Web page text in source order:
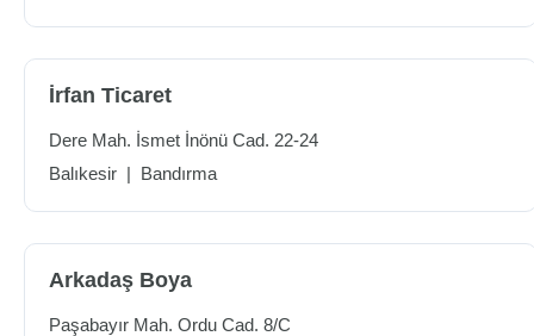
İrfan Ticaret
Dere Mah. İsmet İnönü Cad. 22-24
Balıkesir | Bandırma
Arkadaş Boya
Paşabayır Mah. Ordu Cad. 8/C